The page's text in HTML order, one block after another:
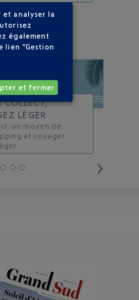
COLLECT,
LÉGER
un moyen de
et voyager
analyser la
également
lien “Gestion
et fermer